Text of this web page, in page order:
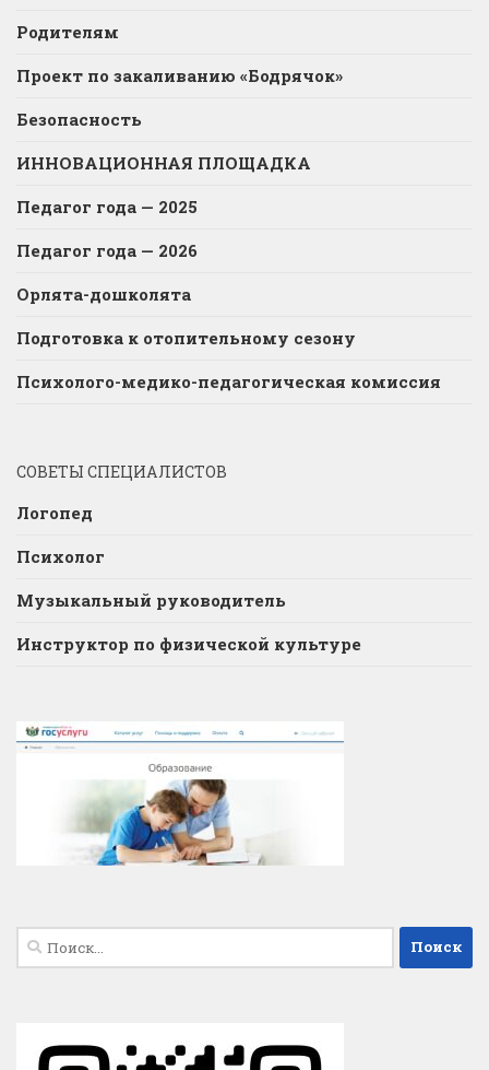
Родителям
Проект по закаливанию «Бодрячок»
Безопасность
ИННОВАЦИОННАЯ ПЛОЩАДКА
Педагог года — 2025
Педагог года — 2026
Орлята-дошколята
Подготовка к отопительному сезону
Психолого-медико-педагогическая комиссия
СОВЕТЫ СПЕЦИАЛИСТОВ
Логопед
Психолог
Музыкальный руководитель
Инструктор по физической культуре
Найти: